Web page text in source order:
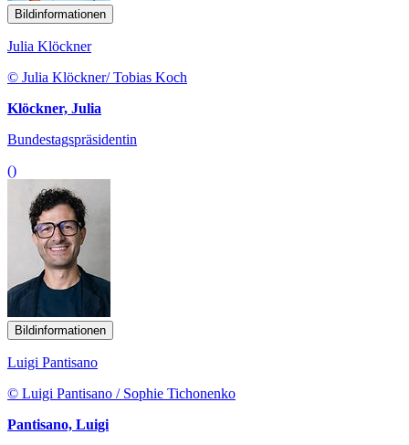
Bildinformationen
Julia Klöckner
© Julia Klöckner/ Tobias Koch
Klöckner, Julia
Bundestagspräsidentin
()
Bildinformationen
Luigi Pantisano
© Luigi Pantisano / Sophie Tichonenko
Pantisano, Luigi